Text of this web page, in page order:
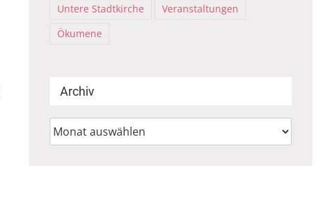
Untere Stadtkirche
Veranstaltungen
Ökumene
Archiv
Archiv